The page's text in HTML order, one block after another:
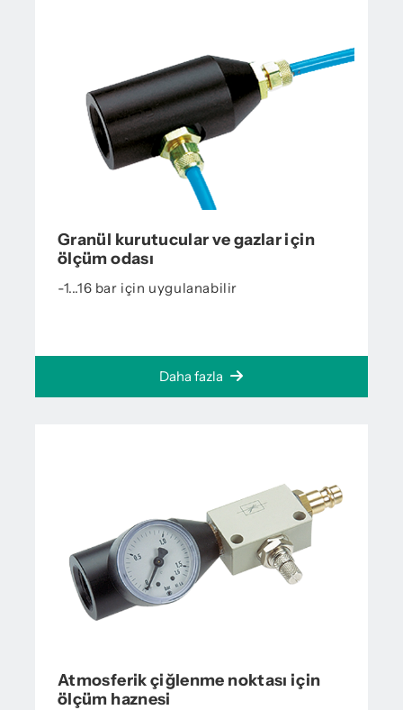
Granül kurutucular ve gazlar için
ölçüm odası
-1...16 bar için uygulanabilir
Daha fazla
Atmosferik çiğlenme noktası için
ölçüm haznesi